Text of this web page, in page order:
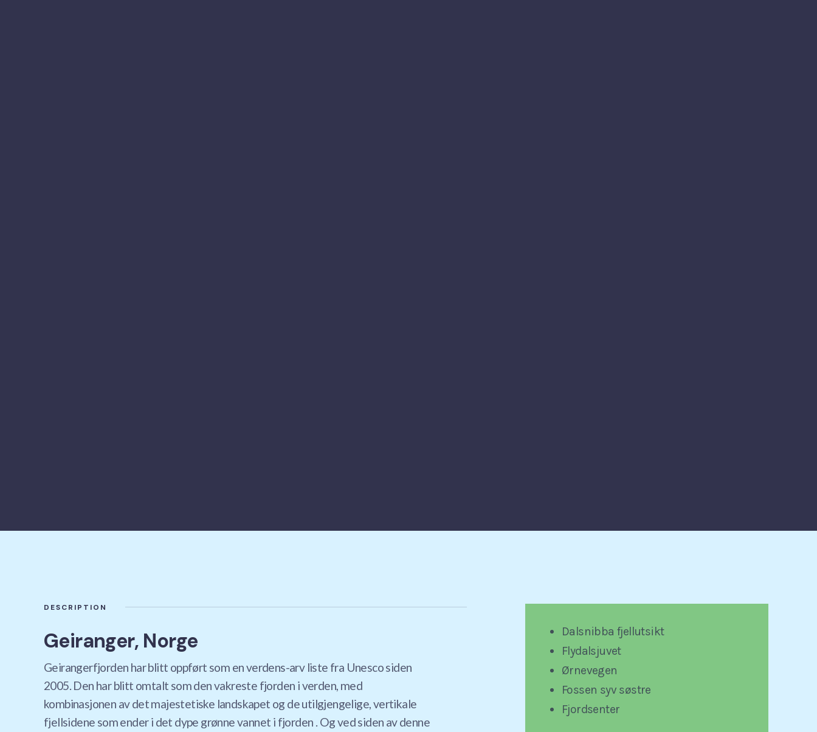
DESCRIPTION
Geiranger, Norge
Geirangerfjorden har blitt oppført som en verdens-arv liste fra Unesco siden
2005. Den har blitt omtalt som den vakreste fjorden i verden, med
kombinasjonen av det majestetiske landskapet og de utilgjengelige, vertikale
fjellsidene som ender i det dype grønne vannet i fjorden . Og ved siden av denne
Dalsnibba fjellutsikt
Flydalsjuvet
Ørnevegen
Fossen syv søstre
Fjordsenter